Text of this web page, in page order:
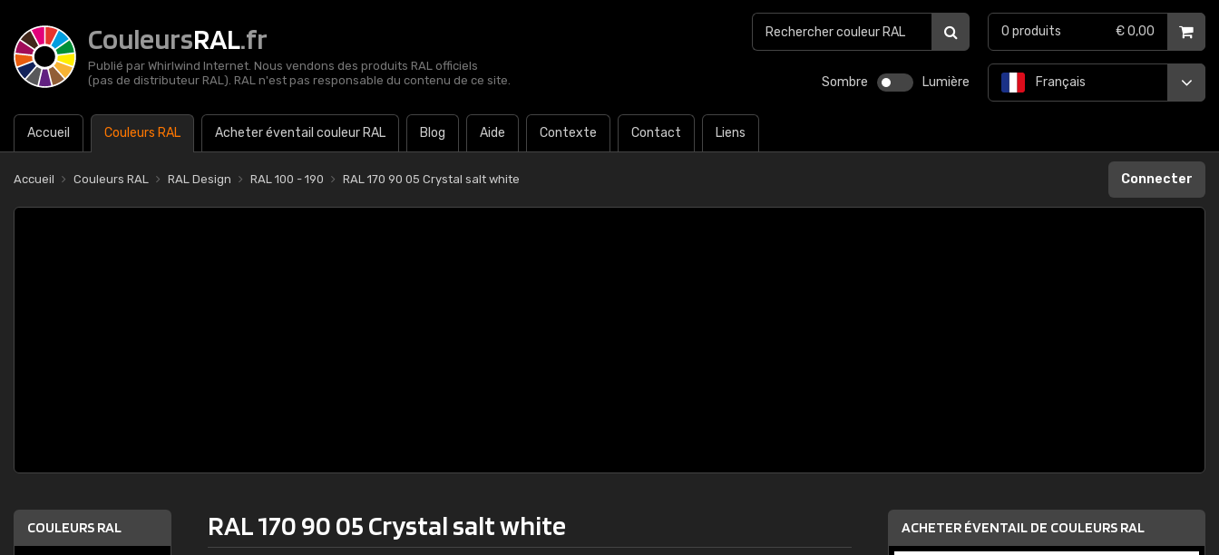
CouleursRAL.fr
Publié par Whirlwind Internet. Nous vendons des produits RAL officiels
(pas de distributeur RAL). RAL n'est pas responsable du contenu de ce site.
Sombre Lumière
Accueil Couleurs RAL Acheter éventail couleur RAL Blog Aide Contexte Contact Liens
Français
0 produits € 0,00
Accueil Couleurs RAL RAL Design RAL 100 - 190 RAL 170 90 05 Crystal salt white Connecter
COULEURS RAL RAL 170 90 05 Crystal salt white ACHETER ÉVENTAIL DE COULEURS RAL